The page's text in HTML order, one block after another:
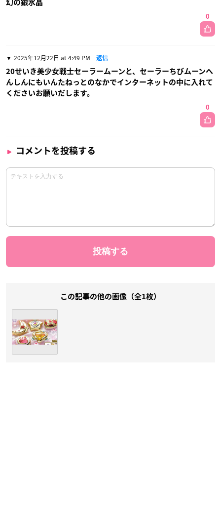
幻の銀水晶
0
2025年12月22日 at 4:49 PM 返信
20せいき美少女戦士セーラームーンと、セーラーちびムーンへ
んしんにもいんたねっとのなかでインターネットの中に入れて
くださいお願いだします。
0
コメントを投稿する
この記事の他の画像（全1枚）